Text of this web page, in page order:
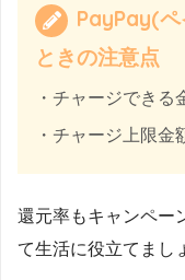
PayPay(ペ
ときの注意点
・チャージできる
・チャージ上限
還元率もキャンペー
て生活に役立てまし